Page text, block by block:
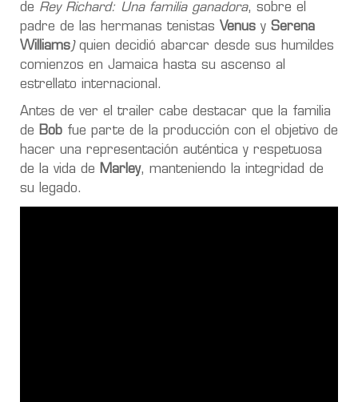
de Rey Richard: Una familia ganadora, sobre el
padre de las hermanas tenistas Venus y Serena
Williams)quien decidió abarcar desde sus humildes
comienzos en Jamaica hasta su ascenso al
estrellato internacional.
Antes de ver el trailer cabe destacar que la familia
de Bob fue parte de la producción con el objetivo de
hacer una representación auténtica y respetuosa
de la vida de
Marley, manteniendo la integridad de
su legado.